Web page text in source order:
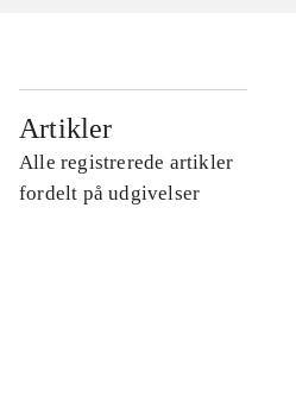
Artikler
Alle registrerede artikler
fordelt på udgivelser